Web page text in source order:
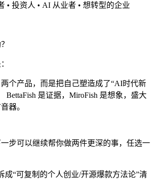
• 投资人 • AI 从业者 • 想转型的企业
个产品，而是把自己塑造成了“AI时代新
BettaFish 是证据，MiroFish 是想象，盛大
器。
步可以继续帮你做两件更深的事，任选一
成“可复制的个人创业/开源爆款方法论”清